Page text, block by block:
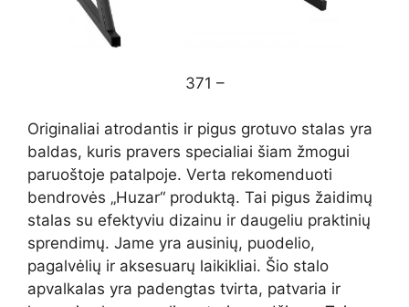
371 –
Originaliai atrodantis ir pigus grotuvo stalas yra
baldas, kuris pravers specialiai šiam žmogui
paruoštoje patalpoje. Verta rekomenduoti
bendrovės „Huzar“ produktą. Tai pigus žaidimų
stalas su efektyviu dizainu ir daugeliu praktinių
sprendimų. Jame yra ausinių, puodelio,
pagalvėlių ir aksesuarų laikikliai. Šio stalo
apvalkalas yra padengtas tvirta, patvaria ir